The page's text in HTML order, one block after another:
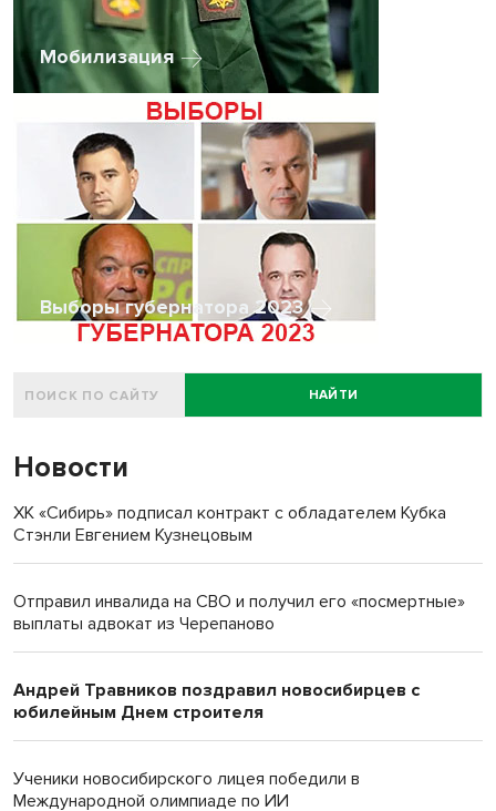
Мобилизация
Выборы губернатора 2023
НАЙТИ
Новости
ХК «Сибирь» подписал контракт с обладателем Кубка
Стэнли Евгением Кузнецовым
Отправил инвалида на СВО и получил его «посмертные»
выплаты адвокат из Черепаново
Андрей Травников поздравил новосибирцев с
юбилейным Днем строителя
Ученики новосибирского лицея победили в
Международной олимпиаде по ИИ